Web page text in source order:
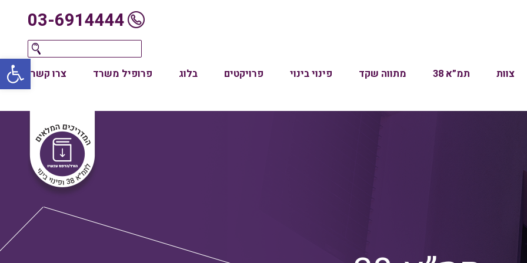
03-6914444
צוות תמ”א 38 מתווה שקד פינוי בינוי פרויקטים בלוג פרופיל משרד צרו קשר